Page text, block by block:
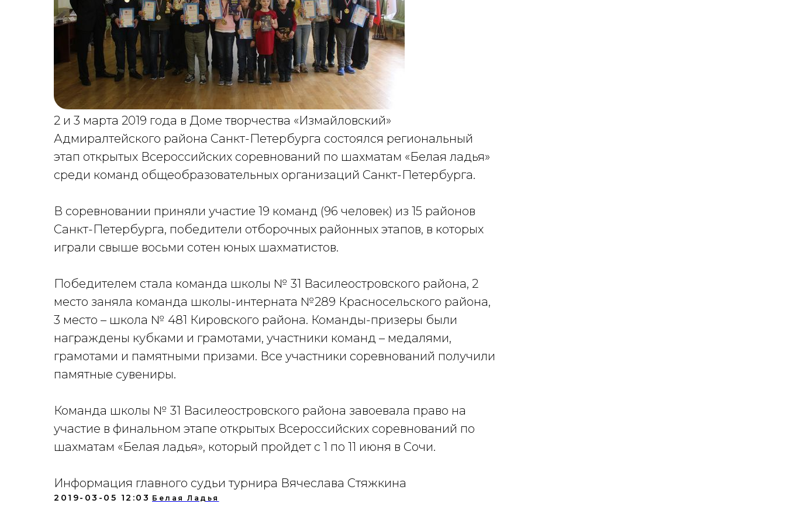
2 и 3 марта 2019 года в Доме творчества «Измайловский»
Адмиралтейского района Санкт-Петербурга состоялся региональный
этап открытых Всероссийских соревнований по шахматам «Белая ладья»
среди команд общеобразовательных организаций Санкт-Петербурга.
В соревновании приняли участие 19 команд (96 человек) из 15 районов
Санкт-Петербурга, победители отборочных районных этапов, в которых
играли свыше восьми сотен юных шахматистов.
Победителем стала команда школы № 31 Василеостровского района, 2
место заняла команда школы-интерната №289 Красносельского района,
3 место – школа № 481 Кировского района. Команды-призеры были
награждены кубками и грамотами, участники команд – медалями,
грамотами и памятными призами. Все участники соревнований получили
памятные сувениры.
Команда школы № 31 Василеостровского района завоевала право на
участие в финальном этапе открытых Всероссийских соревнований по
шахматам «Белая ладья», который пройдет с 1 по 11 июня в Сочи.
Информация главного судьи турнира Вячеслава Стяжкина
2019-03-05 12:03 Белая Ладья